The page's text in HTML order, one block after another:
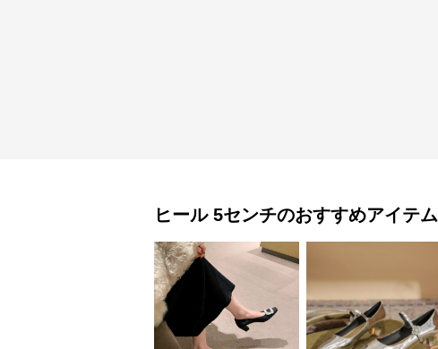
ヒール 5センチのおすすめアイテム